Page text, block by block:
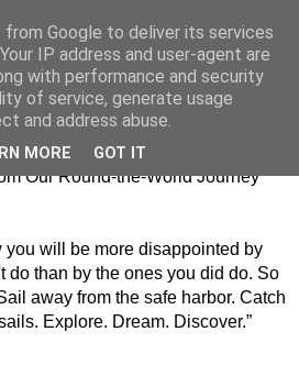
kolem
kolem světa 2010 - 2012 / Bits
Our Round-the-World Journey
you will be more disappointed by
do than by the ones you did do. So
away from the safe harbor. Catch
Explore. Dream. Discover.”
Google to deliver its services
IP address and user-agent are
with performance and security
of service, generate usage
and address abuse.
MORE GOT IT